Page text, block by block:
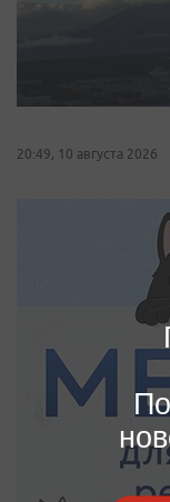
20:49, 10 августа 2026